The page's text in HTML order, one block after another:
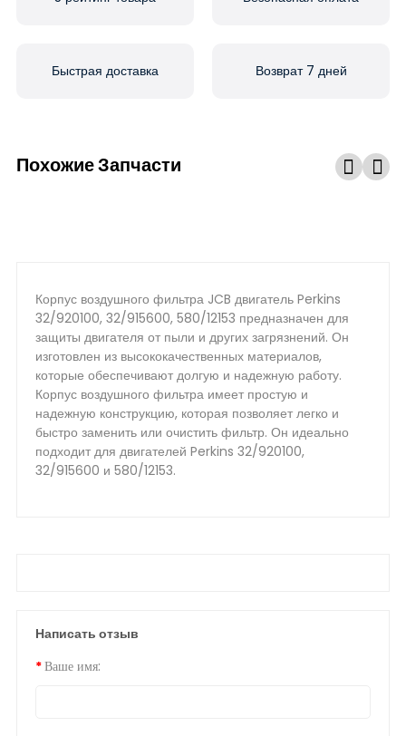
Быстрая доставка Возврат 7 дней
Похожие Запчасти
Корпус воздушного фильтра JCB двигатель Perkins
32/920100, 32/915600, 580/12153 предназначен для
защиты двигателя от пыли и других загрязнений. Он
изготовлен из высококачественных материалов,
которые обеспечивают долгую и надежную работу.
Корпус воздушного фильтра имеет простую и
надежную конструкцию, которая позволяет легко и
быстро заменить или очистить фильтр. Он идеально
подходит для двигателей Perkins 32/920100,
32/915600 и 580/12153.
Написать отзыв
Ваше имя: